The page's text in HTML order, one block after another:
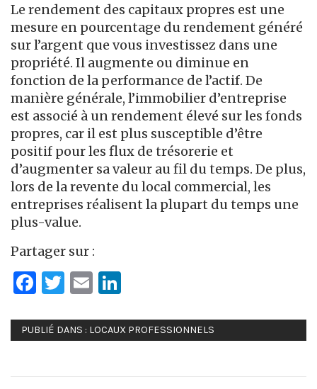
Le rendement des capitaux propres est une
mesure en pourcentage du rendement généré
sur l’argent que vous investissez dans une
propriété. Il augmente ou diminue en
fonction de la performance de l’actif. De
manière générale, l’immobilier d’entreprise
est associé à un rendement élevé sur les fonds
propres, car il est plus susceptible d’être
positif pour les flux de trésorerie et
d’augmenter sa valeur au fil du temps. De plus,
lors de la revente du local commercial, les
entreprises réalisent la plupart du temps une
plus-value.
Partager sur :
Facebook
Twitter
Email
PUBLIÉ DANS : LOCAUX PROFESSIONNELS